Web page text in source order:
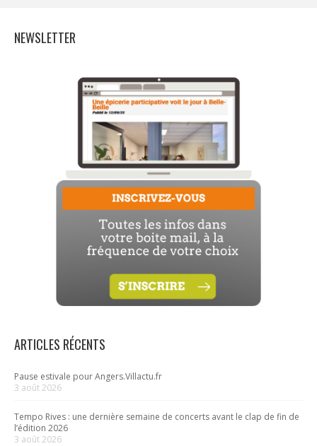
NEWSLETTER
ARTICLES RÉCENTS
Pause estivale pour Angers.Villactu.fr
3 août 2026
Tempo Rives : une dernière semaine de concerts avant le clap de fin de
l’édition 2026
3 août 2026